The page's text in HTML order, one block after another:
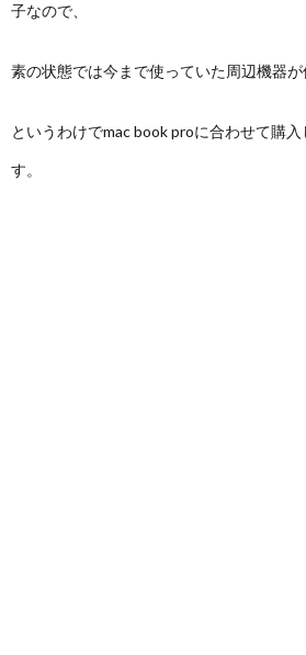
子なので、
素の状態では今まで使っていた周辺機器が
というわけでmac book proに合わせて購
す。